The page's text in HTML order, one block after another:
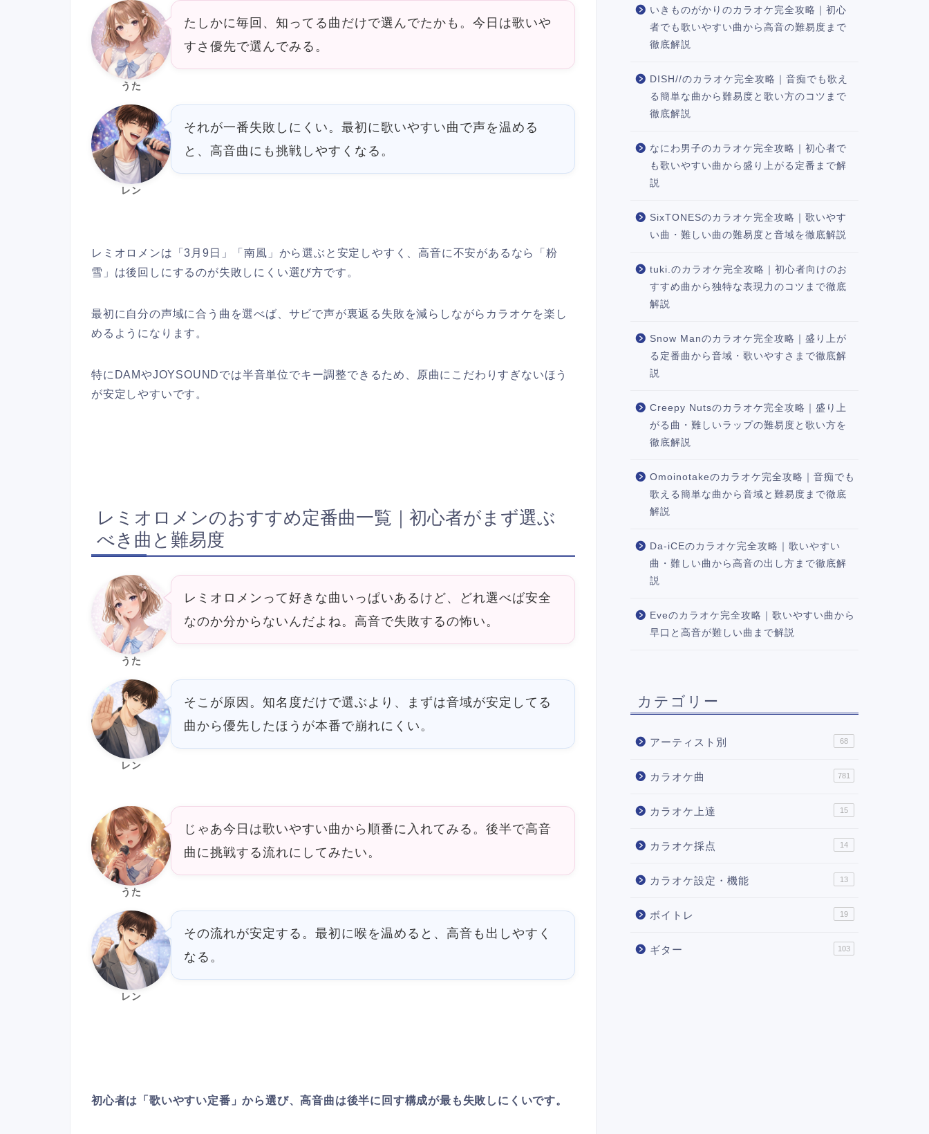
うた
たしかに毎回、知ってる曲だけで選んでたかも。今日は歌いや
すさ優先で選んでみる。
レン
それが一番失敗しにくい。最初に歌いやすい曲で声を温める
と、高音曲にも挑戦しやすくなる。
レミオロメンは「3月9日」「南風」から選ぶと安定しやすく、高音に不安があるなら「粉
雪」は後回しにするのが失敗しにくい選び方です。
最初に自分の声域に合う曲を選べば、サビで声が裏返る失敗を減らしながらカラオケを楽し
めるようになります。
特にDAMやJOYSOUNDでは半音単位でキー調整できるため、原曲にこだわりすぎないほう
が安定しやすいです。
レミオロメンのおすすめ定番曲一覧｜初心者がまず選ぶ
べき曲と難易度
うた
レミオロメンって好きな曲いっぱいあるけど、どれ選べば安全
なのか分からないんだよね。高音で失敗するの怖い。
レン
そこが原因。知名度だけで選ぶより、まずは音域が安定してる
曲から優先したほうが本番で崩れにくい。
うた
じゃあ今日は歌いやすい曲から順番に入れてみる。後半で高音
曲に挑戦する流れにしてみたい。
レン
その流れが安定する。最初に喉を温めると、高音も出しやすく
なる。
初心者は「歌いやすい定番」から選び、高音曲は後半に回す構成が最も失敗しにくいです。
いきものがかりのカラオケ完全攻略｜初心
者でも歌いやすい曲から高音の難易度まで
徹底解説
DISH//のカラオケ完全攻略｜音痴でも歌え
る簡単な曲から難易度と歌い方のコツまで
徹底解説
なにわ男子のカラオケ完全攻略｜初心者で
も歌いやすい曲から盛り上がる定番まで解
説
SixTONESのカラオケ完全攻略｜歌いやす
い曲・難しい曲の難易度と音域を徹底解説
tuki.のカラオケ完全攻略｜初心者向けのお
すすめ曲から独特な表現力のコツまで徹底
解説
Snow Manのカラオケ完全攻略｜盛り上が
る定番曲から音域・歌いやすさまで徹底解
説
Creepy Nutsのカラオケ完全攻略｜盛り上
がる曲・難しいラップの難易度と歌い方を
徹底解説
Omoinotakeのカラオケ完全攻略｜音痴でも
歌える簡単な曲から音域と難易度まで徹底
解説
Da-iCEのカラオケ完全攻略｜歌いやすい
曲・難しい曲から高音の出し方まで徹底解
説
Eveのカラオケ完全攻略｜歌いやすい曲から
早口と高音が難しい曲まで解説
カテゴリー
アーティスト別 68
カラオケ曲 781
カラオケ上達 15
カラオケ採点 14
カラオケ設定・機能 13
ボイトレ 19
ギター 103